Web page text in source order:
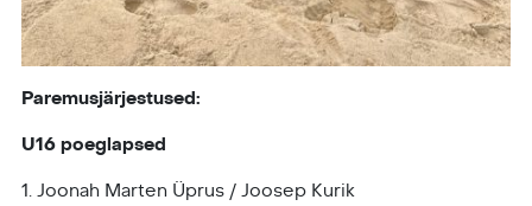
Paremusjärjestused:
U16 poeglapsed
1. Joonah Marten Üprus / Joosep Kurik